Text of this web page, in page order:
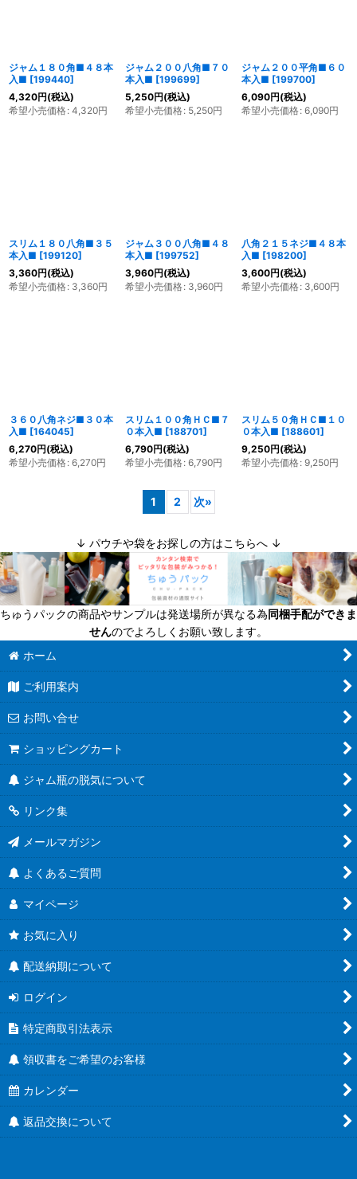
ジャム１８０角■４８本
入■ [199440]
4,320円(税込)
希望小売価格: 4,320円
ジャム２００八角■７０
本入■ [199699]
5,250円(税込)
希望小売価格: 5,250円
ジャム２００平角■６０
本入■ [199700]
6,090円(税込)
希望小売価格: 6,090円
スリム１８０八角■３５
本入■ [199120]
3,360円(税込)
希望小売価格: 3,360円
ジャム３００八角■４８
本入■ [199752]
3,960円(税込)
希望小売価格: 3,960円
八角２１５ネジ■４８本
入■ [198200]
3,600円(税込)
希望小売価格: 3,600円
３６０八角ネジ■３０本
入■ [164045]
6,270円(税込)
希望小売価格: 6,270円
スリム１００角ＨＣ■７
０本入■ [188701]
6,790円(税込)
希望小売価格: 6,790円
スリム５０角ＨＣ■１０
０本入■ [188601]
9,250円(税込)
希望小売価格: 9,250円
1 2 次»
↓ パウチや袋をお探しの方はこちらへ ↓
ちゅうパックの商品やサンプルは発送場所が異なる為同梱手配ができま
せんのでよろしくお願い致します。
ホーム
ご利用案内
お問い合せ
ショッピングカート
ジャム瓶の脱気について
リンク集
メールマガジン
よくあるご質問
マイページ
お気に入り
配送納期について
ログイン
特定商取引法表示
領収書をご希望のお客様
カレンダー
返品交換について